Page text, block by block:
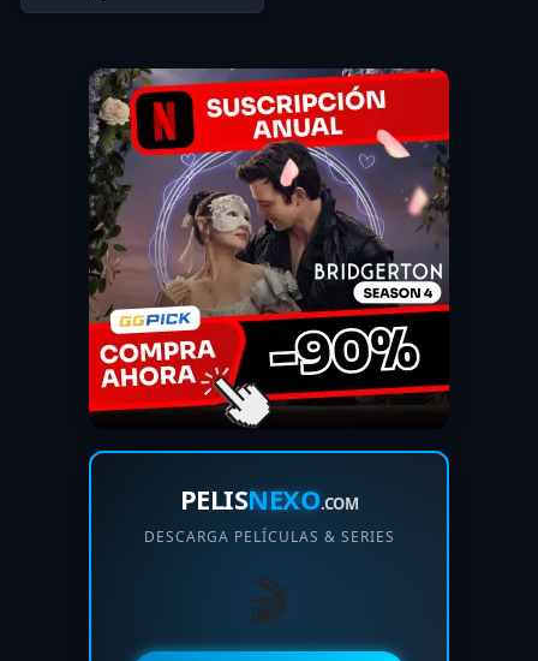
PELISNEXO.COM
DESCARGA PELÍCULAS & SERIES
🎬